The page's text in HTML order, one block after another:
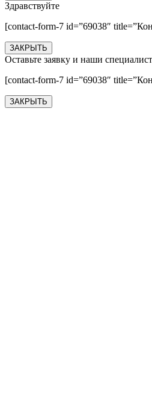
Здравствуйте
[contact-form-7 id=”69038″
ЗАКРЫТЬ
Оставьте заявку и наши
[contact-form-7 id=”69038″
ЗАКРЫТЬ